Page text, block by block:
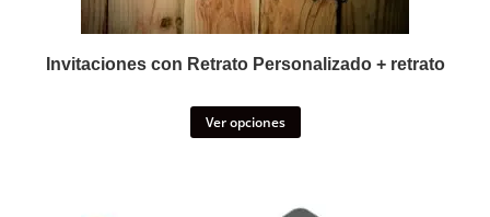
Invitaciones con Retrato Personalizado + retrato
Ver opciones